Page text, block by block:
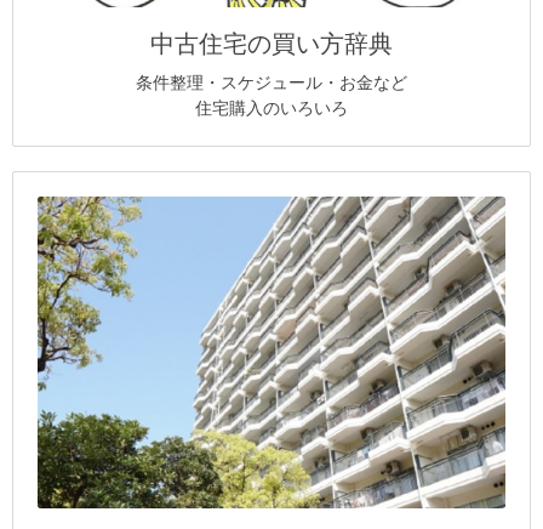
中古住宅の買い方辞典
条件整理・スケジュール・お金など
住宅購入のいろいろ